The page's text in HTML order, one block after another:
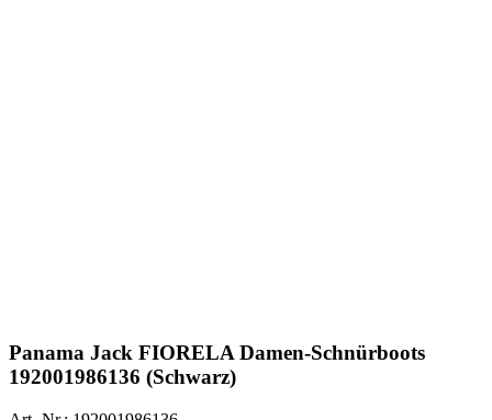
Panama Jack FIORELA Damen-Schnürboots
192001986136 (Schwarz)